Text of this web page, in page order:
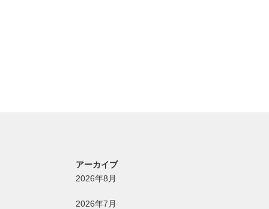
アーカイブ
2026年8月
2026年7月